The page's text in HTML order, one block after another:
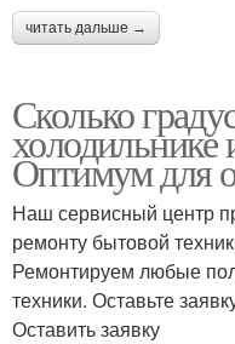
читать дальше →
Сколько
холодильнике
Оптимум для
Наш сервисный центр
ремонту бытовой
Ремонтируем любые
техники. Оставьте
Оставить заявку